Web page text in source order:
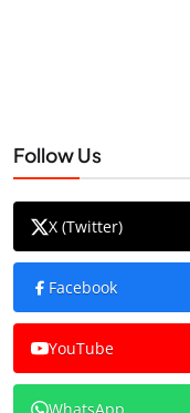
Follow Us
X (Twitter)
Facebook
YouTube